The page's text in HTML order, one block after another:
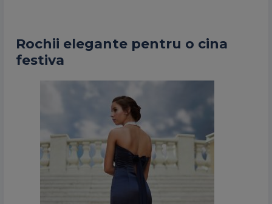
Rochii elegante pentru o cina
festiva